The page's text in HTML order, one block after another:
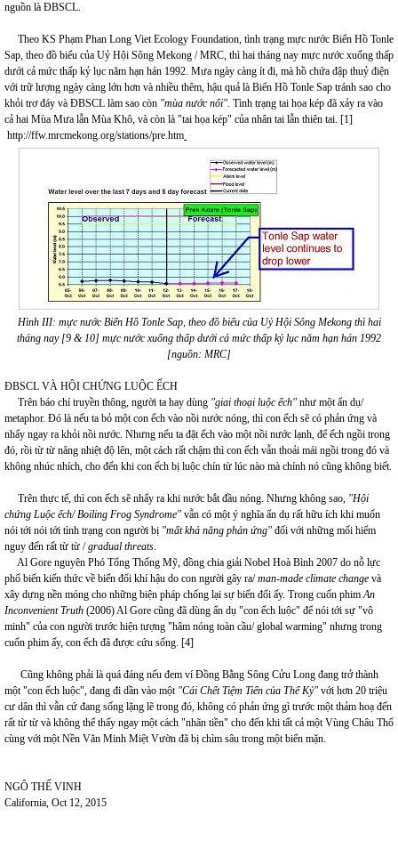
nguồn là ĐBSCL.
Theo KS Phạm Phan Long Viet Ecology Foundation, tình trạng mực nước Biển Hồ Tonle
Sap, theo đồ biểu của Uỷ Hội Sông Mekong / MRC, thì hai tháng nay mực nước xuống thấp
dưới cả mức thấp kỷ lục năm hạn hán 1992. Mưa ngày càng ít đi, mà hồ chứa đập thuỷ điện
với trữ lượng ngày càng lớn hơn và nhiều thêm, hậu quả là Biển Hồ Tonle Sap tránh sao cho
khỏi trơ đáy và ĐBSCL làm sao còn "mùa nước nổi". Tình trạng tai họa kép đã xảy ra vào
cả hai Mùa Mưa lẫn Mùa Khô, và còn là "tai họa kép" của nhân tai lẫn thiên tai. [1]
http://ffw.mrcmekong.org/stations/pre.htm
Hình III: mực nước Biển Hồ Tonle Sap, theo đồ biểu của Uỷ Hội Sông Mekong thì hai
tháng nay [9 & 10] mực nước xuống thấp dưới cả mức thấp kỷ lục năm hạn hán 1992
[nguồn: MRC]
ĐBSCL VÀ HỘI CHỨNG LUỘC ẾCH
Trên báo chí truyền thông, người ta hay dùng "giai thoại luộc ếch" như một ẩn dụ/
metaphor. Đó là nếu ta bỏ một con ếch vào nồi nước nóng, thì con ếch sẽ có phản ứng và
nhẩy ngay ra khỏi nồi nước. Nhưng nếu ta đặt ếch vào một nồi nước lạnh, để ếch ngồi trong
đó, rồi từ từ nâng nhiệt độ lên, một cách rất chậm thì con ếch vẫn thoải mái ngồi trong đó và
không nhúc nhích, cho đến khi con ếch bị luộc chín từ lúc nào mà chính nó cũng không biết.
Trên thực tế, thì con ếch sẽ nhẩy ra khi nước bắt đầu nóng. Nhưng không sao, "Hội
chứng Luộc ếch/ Boiling Frog Syndrome" vẫn có một ý nghĩa ẩn dụ rất hữu ích khi muốn
nói tới nói tới tình trạng con người bị "mất khả năng phản ứng" đối với những mối hiểm
nguy đến rất từ từ /gradual threats.
Al Gore nguyên Phó Tổng Thống Mỹ, đồng chia giải Nobel Hoà Bình 2007 do nỗ lực
phổ biến kiến thức về biến đổi khí hậu do con người gây ra/man-made climate change và
xây dựng nền móng cho những biện pháp chống lại sự biến đổi ấy. Trong cuốn phimAn
Inconvenient Truth (2006) Al Gore cũng đã dùng ẩn dụ "con ếch luộc" để nói tới sự "vô
minh" của con người trước hiện tượng "hâm nóng toàn cầu/ global warming" nhưng trong
cuốn phim ấy, con ếch đã được cứu sống. [4]
Cũng không phải là quá đáng nếu đem ví Đồng Bằng Sông Cửu Long đang trở thành
một "con ếch luộc", đang đi dần vào một "Cái Chết Tiệm Tiến của Thế Kỷ" với hơn 20 triệu
cư dân thì vẫn cứ đang sống lặng lẽ trong đó, không có phản ứng gì trước một thảm hoạ đến
rất từ từ và không thể thấy ngay một cách "nhãn tiền" cho đến khi tất cả một Vùng Châu Thổ
cùng với một Nền Văn Minh Miệt Vườn đã bị chìm sâu trong một biển mặn.
NGÔ THẾ VINH
California, Oct 12, 2015